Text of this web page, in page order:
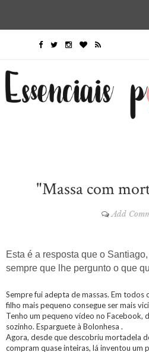
"Massa com
Add
Esta é a resposta que o
sempre que lhe pergunto o que
Sempre fui adepta de massas. Em
filho mais pequeno consegue ser mais
Tenho um pequeno vídeo no Facebook,
sozinho. Esparguete à Bolonhesa .
Agora, desde que descobriu mortadela
compram quase inteiras, lá inventou um